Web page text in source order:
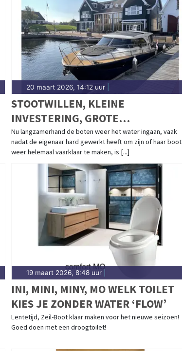
20 maart 2026, 14:12 uur|
STOOTWILLEN, KLEINE
INVESTERING, GROTE
BESCHERMING VOOR UW BOOT
Nu langzamerhand de boten weer het water ingaan, vaak
nadat de eigenaar hard gewerkt heeft om zijn of haar boot
weer helemaal vaarklaar te maken, is [...]
19 maart 2026, 8:48 uur|
INI, MINI, MINY, MO WELK TOILET
KIES JE ZONDER WATER ‘FLOW’
Lentetijd, Zeil-Boot klaar maken voor het nieuwe seizoen!
Goed doen met een droogtoilet!